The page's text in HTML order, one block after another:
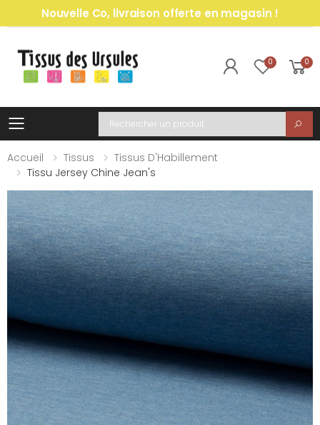
Nouvelle Co, livraison offerte en magasin !
0 0
Toggle mobile menu
Recherche
Accueil
Tissus
Tissus D'Habillement
Tissu Jersey Chine Jean's